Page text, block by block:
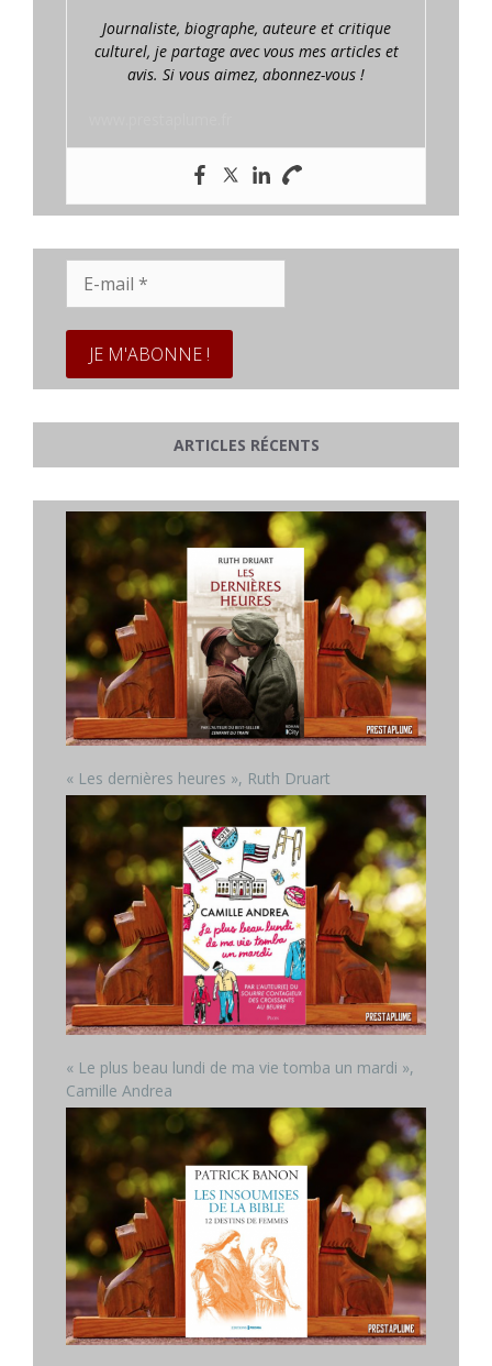
Journaliste, biographe, auteure et critique
culturel, je partage avec vous mes articles et
avis. Si vous aimez, abonnez-vous !
mail
ARTICLES RÉCENTS
« Les dernières heures », Ruth Druart
« Le plus beau lundi de ma vie tomba un mardi »,
Camille Andrea